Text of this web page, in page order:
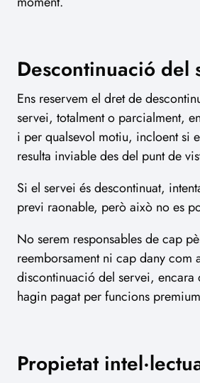
Descontinuació del
Ens reservem el dret de
servei, totalment o parcialment,
i per qualsevol motiu, incloent si
resulta inviable des del punt de
Si el servei és descontinuat,
previ raonable, però això no es
No serem responsables de cap
reemborsament ni cap dany com
discontinuació del servei, encara
hagin pagat per funcions
Propietat